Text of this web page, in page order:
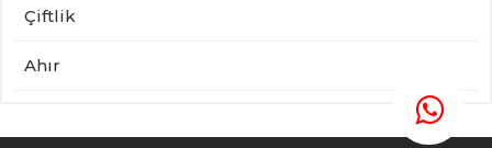
Çiftlik
Ahır